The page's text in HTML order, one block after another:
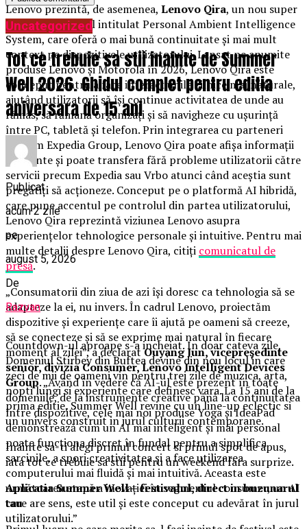
Lenovo prezintă, de asemenea, Lenovo Qira, un nou super
agent AI personal intitulat Personal Ambient Intelligence
System, care oferă o mai bună continuitate și mai mult
context pe dispozitivele utilizatorului. Lansat pe anumite
produse Lenovo și Motorola în 2026, Lenovo Qira este
conceput pentru a face interacțiunile zilnice mai naturale,
ajutând utilizatorii să își continue activitatea de unde au
rămas, să rămână organizați și să navigheze cu ușurință
între PC, tabletă și telefon. Prin integrarea cu parteneri
precum Expedia Group, Lenovo Qira poate afișa informații
relevante și poate transfera fără probleme utilizatorii către
servicii precum Expedia sau Vrbo atunci când aceștia sunt
pregătiți să acționeze. Conceput pe o platformă AI hibridă,
care pune accentul pe controlul din partea utilizatorului,
Lenovo Qira reprezintă viziunea Lenovo asupra
experiențelor tehnologice personale și intuitive. Pentru mai
multe detalii despre Lenovo Qira, citiți comunicatul de
presă.
„Consumatorii din ziua de azi își doresc ca tehnologia să se
adapteze la ei, nu invers. În cadrul Lenovo, proiectăm
dispozitive și experiențe care îi ajută pe oameni să creeze,
să se conecteze și să se exprime mai natural în fiecare
moment al zilei”, a declaratOuyang Jun, vicepreședinte
senior, divizia Consumer, Lenovo Intelligent Devices
Group. „Având în vedere că AI-ul este prezent în toate
domeniile, de la instrumente creative până la continuitatea
între dispozitive, cele mai noi produse Yoga și IdeaPad
demonstrează cum un AI mai inteligent și mai personal
poate funcționa discret în fundal pentru a simplifica
sarcinile, a spori creativitatea și a face utilizarea
computerului mai fluidă și mai intuitivă. Aceasta este
următoarea etapă a inovației în segmentul consumer, un AI
care are sens, este util și este conceput cu adevărat în jurul
utilizatorului.”
Uncategorized
Tot ce trebuie sa stii inainte de Summer
Well 2026. Ghidul complet pentru editia
aniversara de 15 ani
Publicat
acum 2 zile
pe
august 5, 2026
De
Razvan
Countdown-ul aproape s-a incheiat. In doar cateva zile,
Domeniul Stirbey din Buftea devine din nou locul in care
zeci de mii de oameni vin pentru trei zile de muzica, arta,
nopti lungi si experiente care definesc vara. La 15 ani de la
prima editie, Summer Well revine cu un line-up eclectic si
un univers construit in jurul culturii contemporane.
Inainte sa-ti alegi primul concert si primul spot de apus,
iata tot ce trebuie sa stii pentru un weekend fara surprize.
Aplicatia Summer Well– festivalul, direct in buzunarul
tau